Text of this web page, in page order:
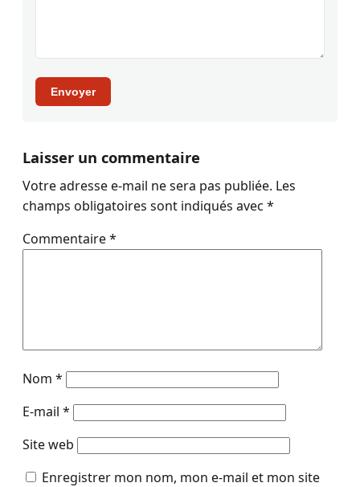
Envoyer
Laisser un commentaire
Votre adresse e-mail ne sera pas publiée. Les
champs obligatoires sont indiqués avec *
Commentaire*
Nom *
E-mail *
Site web
Enregistrer mon nom, mon e-mail et mon site